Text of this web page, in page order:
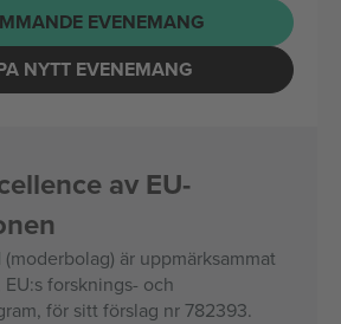
EVENEMANG
NYTT EVENEMANG
av EU-
är uppmärksammat
forsknings- och
för sitt förslag nr 782393.